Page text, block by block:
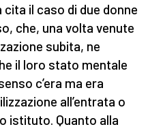
il caso di due donne
che, una volta venute
subita, ne
il loro stato mentale
c’era ma era
all’entrata o
istituto. Quanto alla